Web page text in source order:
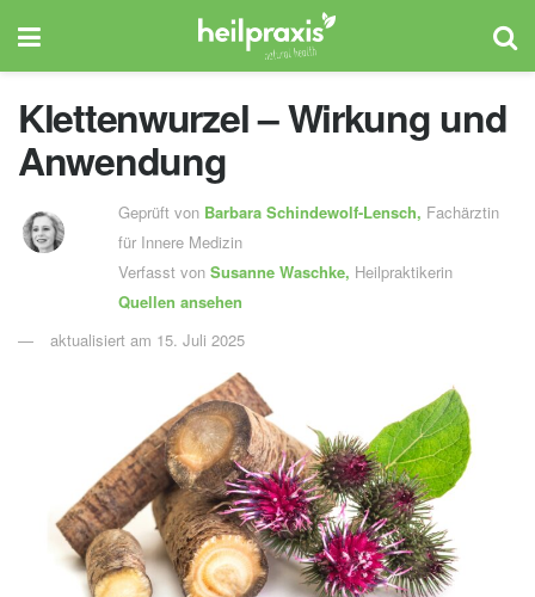
Klettenwurzel – Wirkung und
Anwendung
Geprüft von Barbara Schindewolf-Lensch, Fachärztin
für Innere Medizin
Verfasst von Susanne Waschke, Heilpraktikerin
Quellen ansehen
aktualisiert am 15. Juli 2025